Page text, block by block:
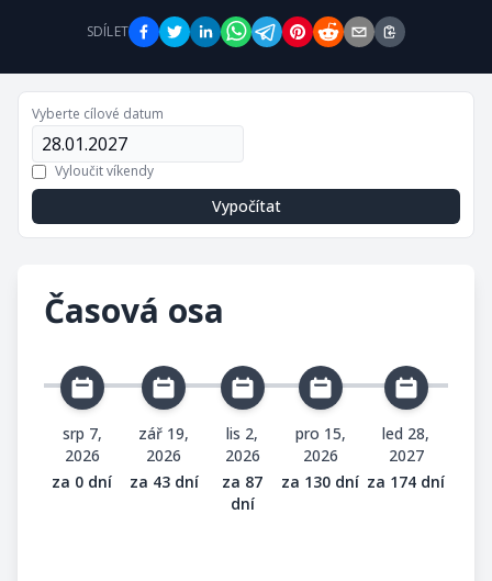
SDÍLET
Vyberte cílové datum
Vyloučit víkendy
Vypočítat
Časová osa
srp 7,
2026
za 0 dní
zář 19,
2026
za 43 dní
lis 2,
2026
za 87
dní
pro 15,
2026
za 130 dní
led 28,
2027
za 174 dní